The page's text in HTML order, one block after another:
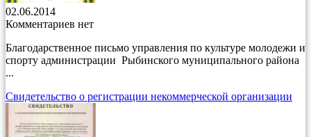
02.06.2014
Комментариев нет
Благодарственное письмо управления по культуре молодежи и
спорту администрации Рыбинского муниципального района
...
Свидетельство о регистрации некоммерческой организации